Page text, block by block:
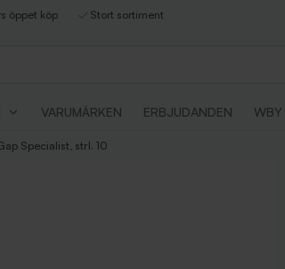
öppet köp Stort sortiment
VARUMÄRKEN ERBJUDANDEN WBY
Specialist, strl. 10